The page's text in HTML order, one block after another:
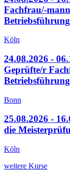
Fachfrau/-
Köln
24.08.2026 -
Geprüfte/r
Bonn
25.08.2026 -
die
Köln
weitere Kurse